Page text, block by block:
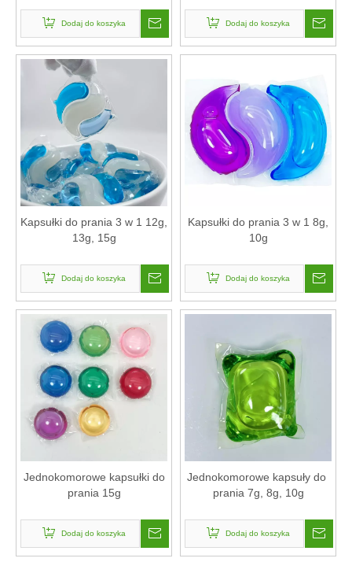
Dodaj do koszyka Dodaj do koszyka
Kapsułki do prania 3 w 1 12g,
13g, 15g
Dodaj do koszyka
Kapsułki do prania 3 w 1 8g,
10g
Dodaj do koszyka
Jednokomorowe kapsułki do
prania 15g
Dodaj do koszyka
Jednokomorowe kapsuły do ​​
prania 7g, 8g, 10g
Dodaj do koszyka